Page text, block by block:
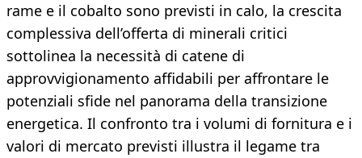
rame e il cobalto sono previsti in calo, la crescita
complessiva dell’offerta di minerali critici
sottolinea la necessità di catene di
approvvigionamento affidabili per affrontare le
potenziali sfide nel panorama della transizione
energetica. Il confronto tra i volumi di fornitura e i
valori di mercato previsti illustra il legame tra